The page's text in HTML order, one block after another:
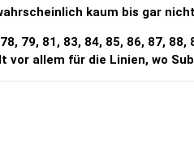
kaum bis gar
79, 81, 83, 84, 85, 86, 87,
vor allem für die Linien, wo